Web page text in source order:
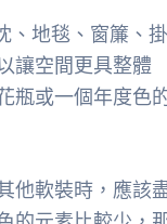
、地毯、窗簾、掛
讓空間更具整體
瓶或一個年度色
他軟裝時，應該